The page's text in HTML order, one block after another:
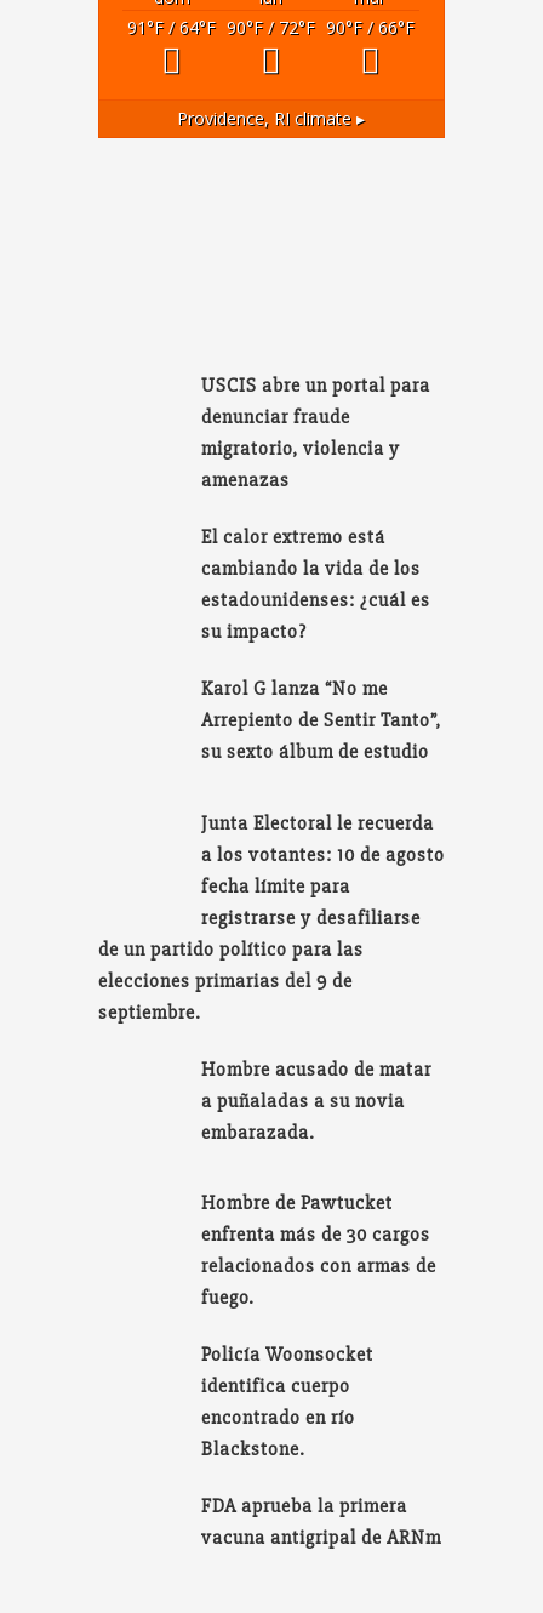
91°F/ 64°F 90°F/ 72°F 90°F/ 66°F
Providence, RI climate ▸
USCIS abre un portal para
denunciar fraude
migratorio, violencia y
amenazas
El calor extremo está
cambiando la vida de los
estadounidenses: ¿cuál es
su impacto?
Karol G lanza “No me
Arrepiento de Sentir Tanto”,
su sexto álbum de estudio
Junta Electoral le recuerda
a los votantes: 10 de agosto
fecha límite para
registrarse y desafiliarse
de un partido político para las
elecciones primarias del 9 de
septiembre.
Hombre acusado de matar
a puñaladas a su novia
embarazada.
Hombre de Pawtucket
enfrenta más de 30 cargos
relacionados con armas de
fuego.
Policía Woonsocket
identifica cuerpo
encontrado en río
Blackstone.
FDA aprueba la primera
vacuna antigripal de ARNm